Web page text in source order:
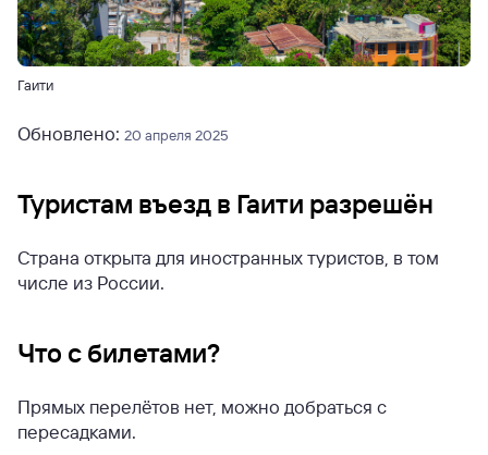
Гаити
Обновлено: 20 апреля 2025
Туристам въезд в Гаити разрешён
Страна открыта для иностранных туристов, в том
числе из России.
Что с билетами?
Прямых перелётов нет, можно добраться с
пересадками.